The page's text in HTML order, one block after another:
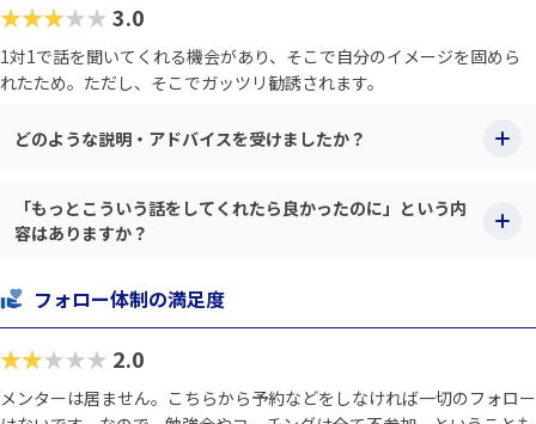
★★★★★3.0
1対1で話を聞いてくれる機会があり、そこで自分のイメージを固めら
れたため。ただし、そこでガッツリ勧誘されます。
どのような説明・アドバイスを受けましたか？
「もっとこういう話をしてくれたら良かったのに」という内
容はありますか？
フォロー体制の満足度
★★★★★ 2.0
メンターは居ません。こちらから予約などをしなければ一切のフォロー